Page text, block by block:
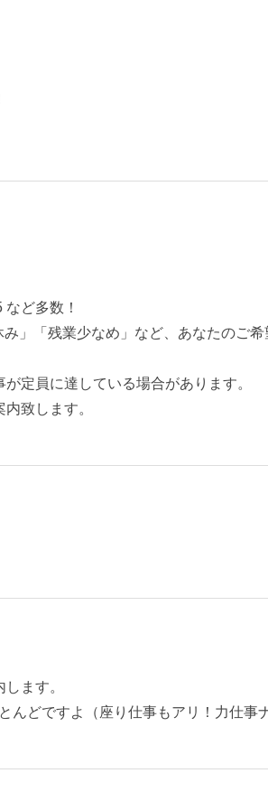
ど多数！
」「残業少なめ」など、あなたのご
定員に達している場合があります。
致します。
ます。
んどですよ（座り仕事もアリ！力仕事